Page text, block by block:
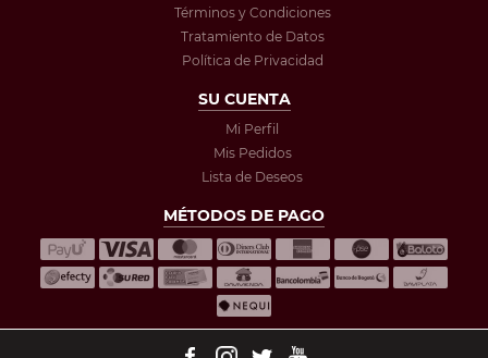
Términos y Condiciones
Tratamiento de Datos
Política de Privacidad
SU CUENTA
Mi Perfil
Mis Pedidos
Lista de Deseos
MÉTODOS DE PAGO